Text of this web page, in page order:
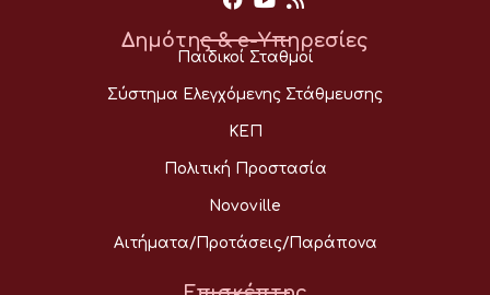
Δημότης & e-Υπηρεσίες
Παιδικοί Σταθμοί
Σύστημα Ελεγχόμενης Στάθμευσης
ΚΕΠ
Πολιτική Προστασία
Novoville
Αιτήματα/Προτάσεις/Παράπονα